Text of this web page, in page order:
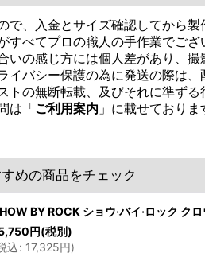
で、入金とサイズ確認してから
すべてプロの職人の手作業でご
いの感じ方には個人差があり、
イバシー保護の為に発送の際は
トの無断転載、及びそれに準ずる
は「 ご利用案内 」に載せており
めの商品をチェック
BY ROCK ショウ·バイ·ロック ク
円(税別)
込: 17,325円)